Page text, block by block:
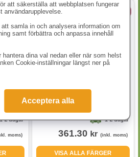
5 Färger
1-2 dagar
moms)
1-2 dagar
361.30 kr (inkl. moms)
VISA ALLA FÄRGER
att säkerställa att webbplatsen fungerar
användarupplevelse.
samla in och analysera information om
samt förbättra och anpassa innehåll
hantera dina val nedan eller när som helst
Cookie-inställningar längst ner på
Acceptera alla